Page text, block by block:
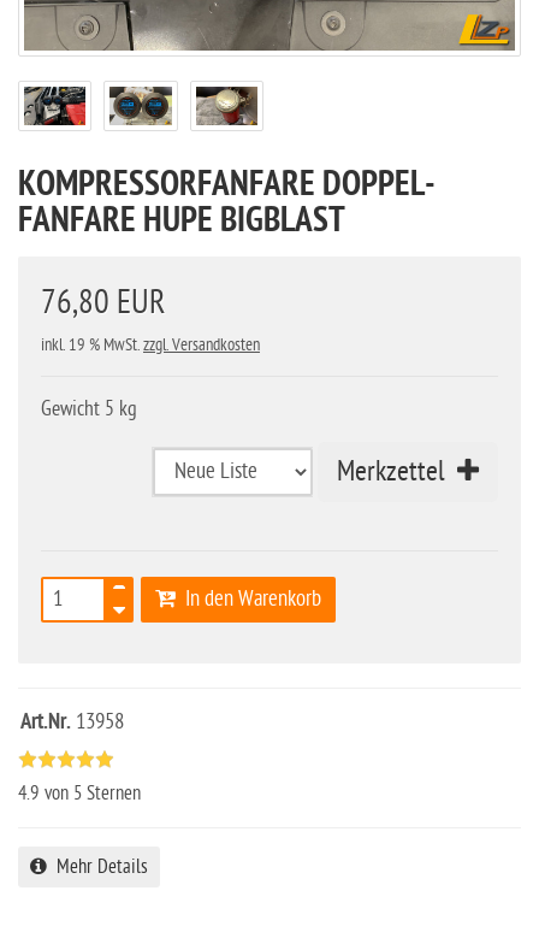
KOMPRESSORFANFARE DOPPEL-
FANFARE HUPE BIGBLAST
76,80 EUR
inkl. 19 % MwSt.zzgl. Versandkosten
Gewicht 5 kg
Merkzettel
In den Warenkorb
Art.Nr. 13958
4.9 von 5 Sternen
Mehr Details